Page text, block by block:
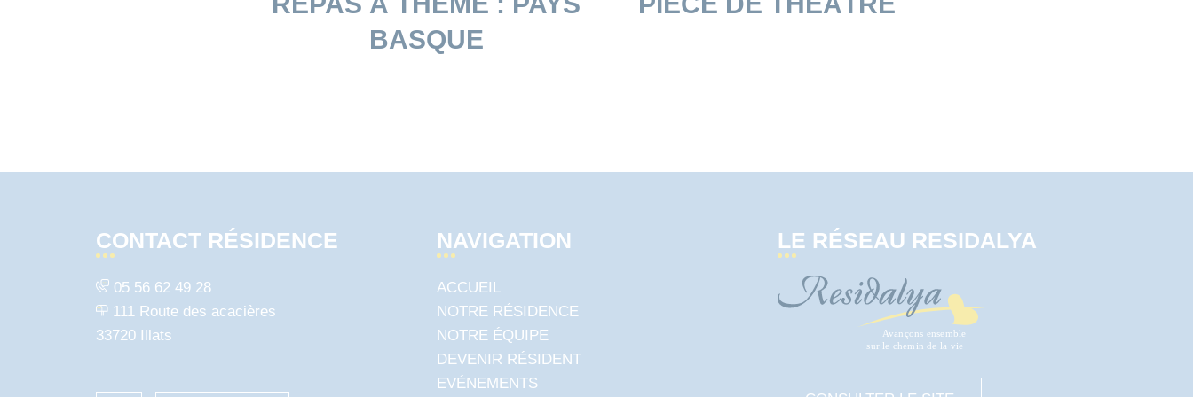
BASQUE
CONTACT RÉSIDENCE
05 56 62 49 28
111 Route des acacières
33720 Illats
NAVIGATION
ACCUEIL
NOTRE RÉSIDENCE
NOTRE ÉQUIPE
DEVENIR RÉSIDENT
EVÉNEMENTS
LE RÉSEAU RESIDALYA